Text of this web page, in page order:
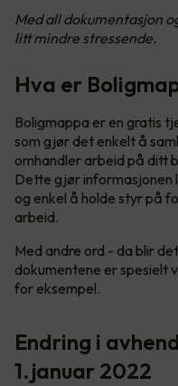
Med all dokumentasjon
litt mindre stressende.
Hva er
Boligmappa er en gratis
som gjør det enkelt å
omhandler arbeid på ditt
Dette gjør informasjonen
og enkel å holde styr på
arbeid.
Med andre ord - da blir det
dokumentene er spesielt
for eksempel.
Endring i
1.januar 2022